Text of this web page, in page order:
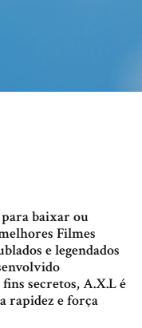
baixar ou
Filmes
e legendados
secretos, A.X.L é
rapidez e força